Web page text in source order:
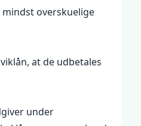
overskuelige
at de udbetales
under